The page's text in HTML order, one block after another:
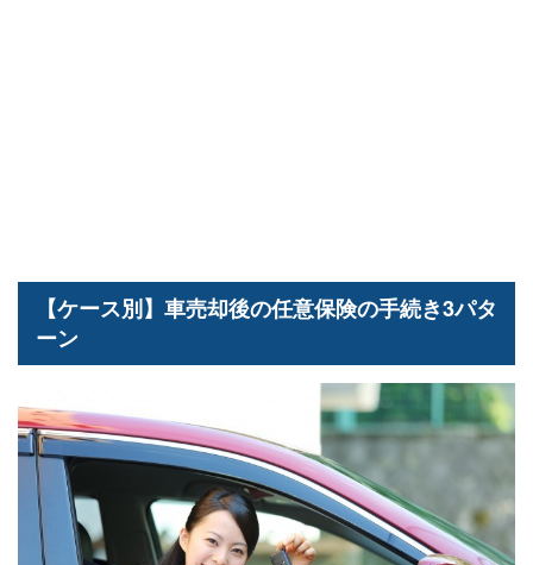
【ケース別】車売却後の任意保険の手続き3パタ
ーン